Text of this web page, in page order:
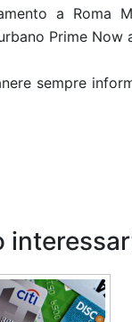
a Roma
Prime Now
sempre